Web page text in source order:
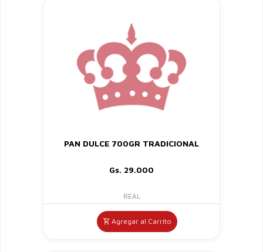
PAN DULCE 700GR TRADICIONAL
Gs. 29.000
REAL
Agregar al Carrito